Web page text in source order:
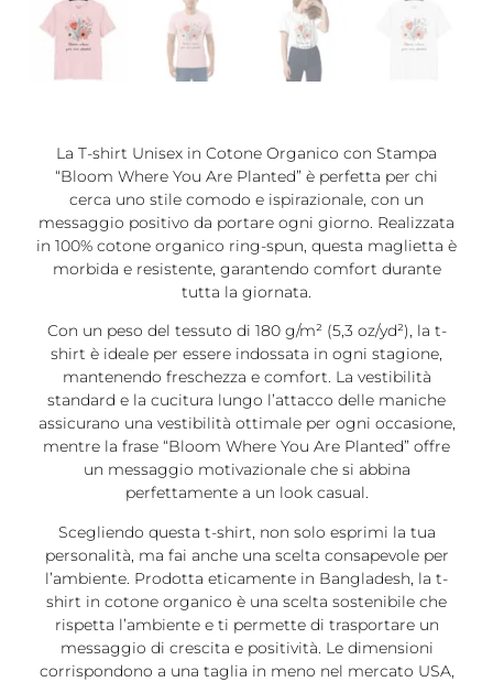
La T-shirt Unisex in Cotone Organico con Stampa
“Bloom Where You Are Planted” è perfetta per chi
cerca uno stile comodo e ispirazionale, con un
messaggio positivo da portare ogni giorno. Realizzata
in 100% cotone organico ring-spun, questa maglietta è
morbida e resistente, garantendo comfort durante
tutta la giornata.
Con un peso del tessuto di 180 g/m² (5,3 oz/yd²), la t-
shirt è ideale per essere indossata in ogni stagione,
mantenendo freschezza e comfort. La vestibilità
standard e la cucitura lungo l’attacco delle maniche
assicurano una vestibilità ottimale per ogni occasione,
mentre la frase “Bloom Where You Are Planted” offre
un messaggio motivazionale che si abbina
perfettamente a un look casual.
Scegliendo questa t-shirt, non solo esprimi la tua
personalità, ma fai anche una scelta consapevole per
l’ambiente. Prodotta eticamente in Bangladesh, la t-
shirt in cotone organico è una scelta sostenibile che
rispetta l’ambiente e ti permette di trasportare un
messaggio di crescita e positività. Le dimensioni
corrispondono a una taglia in meno nel mercato USA,